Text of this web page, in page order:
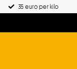
35 euro per kilo